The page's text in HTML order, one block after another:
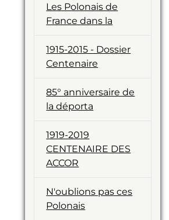
Les Polonais de
France dans la
1915-2015 - Dossier
Centenaire
85° anniversaire de
la déporta
1919-2019
CENTENAIRE DES
ACCOR
N'oublions pas ces
Polonais